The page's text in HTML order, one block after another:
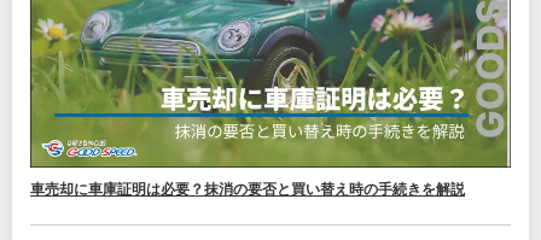
車売却に車庫証明は必要？抹消の要否と買い替え時の手続きを解説